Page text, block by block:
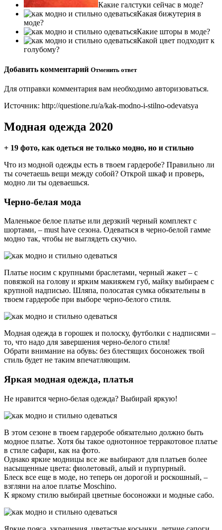
Какие галстуки сейчас в моде?
Какая бижутерия в
моде?
Какие шторы в моде?
Какой цвет подходит к
голубому?
Добавить комментарий Отменить ответ
Для отправки комментария вам необходимо авторизоваться.
Источник: http://questione.ru/a/kak-modno-i-stilno-odevatsya
Модная одежда 2020
+ 19 фото, как одеться не только модно, но и стильно
Что из модной одежды есть в твоем гардеробе? Правильно ли
ты сочетаешь вещи между собой? Открой шкаф и проверь,
модно ли ты одеваешься.
Черно-белая мода
Маленькое белое платье или дерзкий черный комплект с
шортами, – must have сезона. Одеваться в черно-белой гамме
модно так, чтобы не выглядеть скучно.
Платье носим с крупными браслетами, черный жакет – с
повязкой на голову и ярким макияжем губ, майку выбираем с
крупной надписью. Шляпа, полосатая сумка обязательны в
твоем гардеробе при выборе черно-белого стиля.
Модная одежда в горошек и полоску, футболки с надписями –
то, что надо для завершения черно-белого стиля!
Обрати внимание на обувь: без блестящих босоножек твой
стиль будет не таким впечатляющим.
Яркая модная одежда, платья
Не нравится черно-белая одежда? Выбирай яркую!
В этом сезоне в твоем гардеробе обязательно должно быть
модное платье. Хотя бы такое однотонное терракотовое платье
в стиле сафари, как на фото.
Однако яркие модницы все же выбирают для платьев более
насыщенные цвета: фиолетовый, алый и пурпурный.
Блеск все еще в моде, но теперь он дорогой и роскошный, –
взгляни на алое платье Moschino.
К яркому стилю выбирай цветные босоножки и модные сабо.